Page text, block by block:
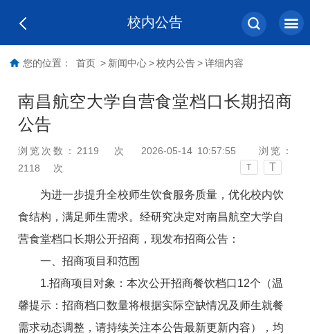
校内公告
您的位置： 首页 > 新闻中心 > 校内公告 > 详细内容
南昌航空大学自营食堂档口长期招商
公告
浏览次数： 2119 次 2026-05-14 10:57:55
浏览：
2118
次 T T
为进一步提升全校师生饮食服务质量，优化校内饮
食结构，满足师生需求。经研究决定对南昌航空大学自
营食堂档口长期公开招商，现发布招商公告：
一、招商项目和范围
1.招商项目对象：本次公开招商餐饮档口12个（温
馨提示：招商档口数量将根据实际空缺情况及师生就餐
需求动态调整，请持续关注本公告最新更新内容），均